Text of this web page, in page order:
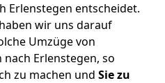
Erlenstegen entscheidet.
wir uns darauf
Umzüge von
Erlenstegen, so
zu machen und Sie zu